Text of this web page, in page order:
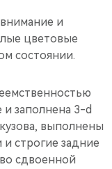
и
цветовые
состоянии.
заполнена 3-d
выполнены
строгие задние
сдвоенной